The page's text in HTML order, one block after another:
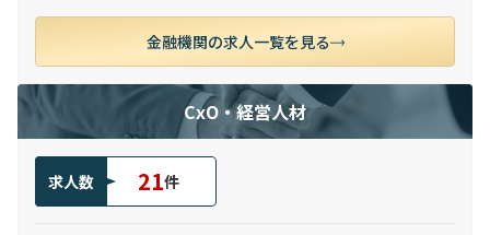
金融機関の求人一覧を見る
CxO・経営人材
求人数 21件